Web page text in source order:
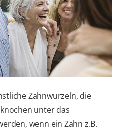
COLGATE® MARKENSHOP
Zahnwurzeln, die
unter das
wenn ein Zahn z.B.